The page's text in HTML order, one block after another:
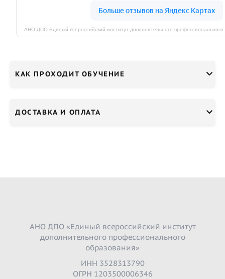
КАК ПРОХОДИТ ОБУЧЕНИЕ
ДОСТАВКА И ОПЛАТА
АНО ДПО «Единый всероссийский институт
дополнительного профессионального
образования»
ИНН 3528313790
ОГРН 1203500006346